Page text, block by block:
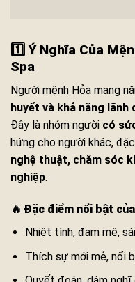
1️⃣ Ý Nghĩa Của
Spa
Người mệnh Hỏa mang
huyết và khả năng lãnh
Đây là nhóm người có
hứng cho người khác,
nghệ thuật, chăm sóc
nghiệp.
🔥 Đặc điểm nổi bật
Nhiệt tình, đam mê,
Thích sự mới mẻ, nổi